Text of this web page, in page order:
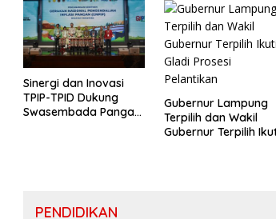
HPN 2026
Sinergi dan Inovasi
TPIP-TPID Dukung
Swasembada Pangan
Gubernur Lampung
Terpilih dan Wakil
Gubernur Terpilih
PENDIDIKAN